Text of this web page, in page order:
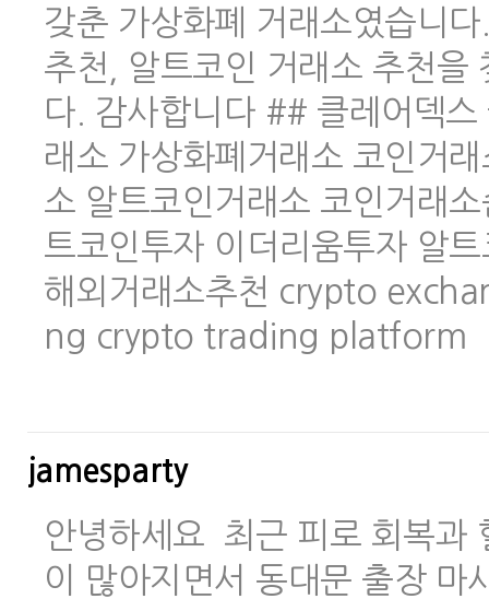
갖춘 가상화폐 거래소였습니
추천, 알트코인 거래소 추천을
다. 감사합니다 ## 클레어덱
래소 가상화폐거래소 코인거
소 알트코인거래소 코인거래
트코인투자 이더리움투자 알
해외거래소추천 crypto
ng crypto trading platform
jamesparty
안녕하세요 최근 피로 회복과
이 많아지면서 동대문 출장 마